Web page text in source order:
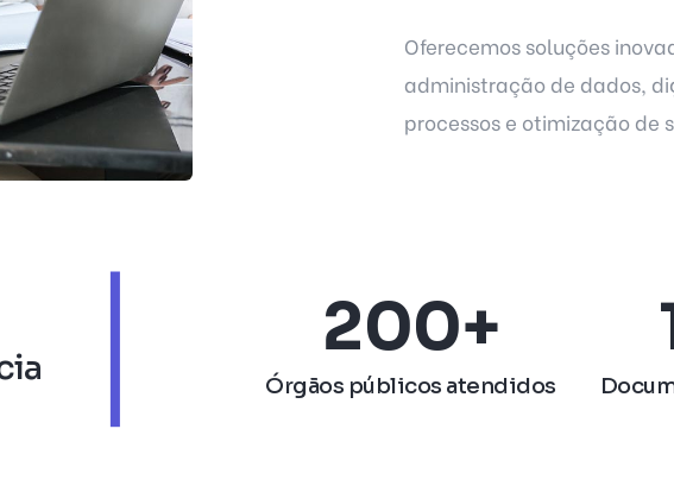
Oferecemos soluções
administração de dados,
processos e otimização de
| 200+
Órgãos públicos atendidos